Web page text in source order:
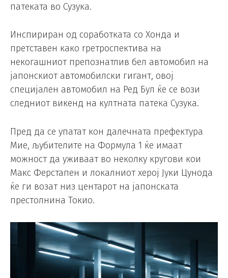
патеката во Сузука.
Инспириран од соработката со Хонда и
претставен како rретроспектива на
некогашниот препознатлив бел автомобил на
јапонскиот автомобилски гигант, овој
специјален автомобил на Ред Бул ќе се вози
следниот викенд на култната патека Сузука.
Пред да се упатат кон далечната префектура
Мие, љубителите на Формула 1 ќе имаат
можност да уживаат во неколку кругови кои
Макс Ферстапен и локалниот херој Јуки Цунода
ќе ги возат низ центарот на јапонската
престолнина Токио.